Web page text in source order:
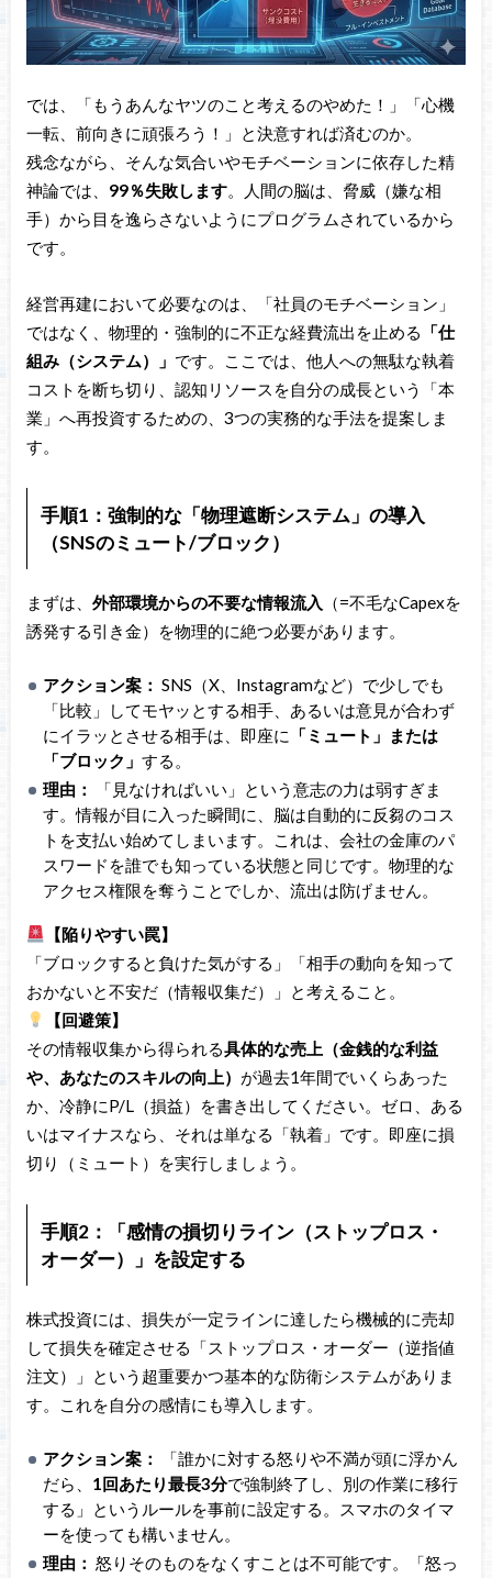
では、「もうあんなヤツのこと考えるのやめた！」「心機
一転、前向きに頑張ろう！」と決意すれば済むのか。
残念ながら、そんな気合いやモチベーションに依存した精
神論では、 99％失敗します。人間の脳は、脅威（嫌な相
手）から目を逸らさないようにプログラムされているから
です。
経営再建において必要なのは、「社員のモチベーション」
ではなく、物理的・強制的に不正な経費流出を止める 「仕
組み（システム）」 です。ここでは、他人への無駄な執着
コストを断ち切り、認知リソースを自分の成長という「本
業」へ再投資するための、3つの実務的な手法を提案しま
す。
手順1：強制的な「物理遮断システム」の導入
（SNSのミュート/ブロック）
まずは、 外部環境からの不要な情報流入 （=不毛なCapexを
誘発する引き金）を物理的に絶つ必要があります。
アクション案： SNS（X、Instagramなど）で少しでも
「比較」してモヤッとする相手、あるいは意見が合わず
にイラッとさせる相手は、即座に
「ミュート」または
「ブロック」する。
理由：
「見なければいい」という意志の力は弱すぎま
す。情報が目に入った瞬間に、脳は自動的に反芻のコス
トを支払い始めてしまいます。これは、会社の金庫のパ
スワードを誰でも知っている状態と同じです。物理的な
アクセス権限を奪うことでしか、流出は防げません。
【陥りやすい罠】
「ブロックすると負けた気がする」「相手の動向を知って
おかないと不安だ（情報収集だ）」と考えること。
【回避策】
その情報収集から得られる具体的な売上（金銭的な利益
や、あなたのスキルの向上） が過去1年間でいくらあった
か、冷静にP/L（損益）を書き出してください。ゼロ、ある
いはマイナスなら、それは単なる「執着」です。即座に損
切り（ミュート）を実行しましょう。
手順2：「感情の損切りライン（ストップロス・
オーダー）」を設定する
株式投資には、損失が一定ラインに達したら機械的に売却
して損失を確定させる「ストップロス・オーダー（逆指値
注文）」という超重要かつ基本的な防衛システムがありま
す。これを自分の感情にも導入します。
アクション案：
「誰かに対する怒りや不満が頭に浮かん
だら、 1回あたり最長3分で強制終了し、別の作業に移行
する」というルールを事前に設定する。スマホのタイマ
ーを使っても構いません。
理由： 怒りそのものをなくすことは不可能です。「怒っ